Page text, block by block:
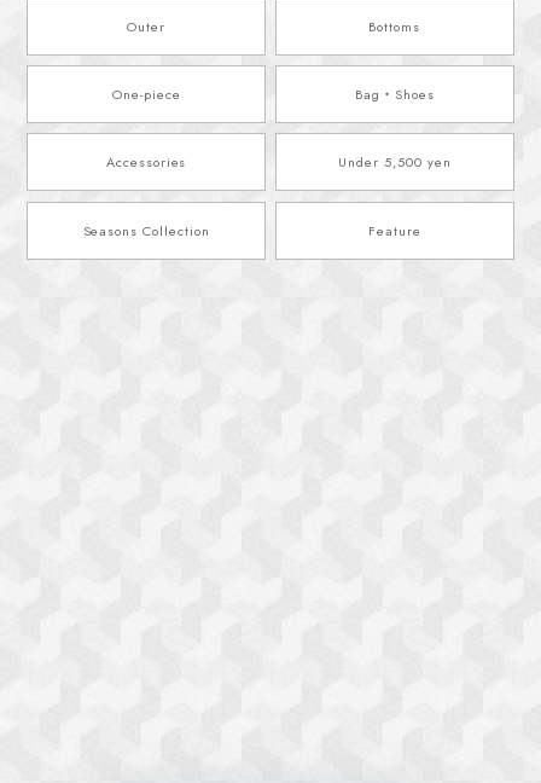
Outer Bottoms
One-piece Bag・Shoes
Accessories Under 5,500 yen
Seasons Collection Feature